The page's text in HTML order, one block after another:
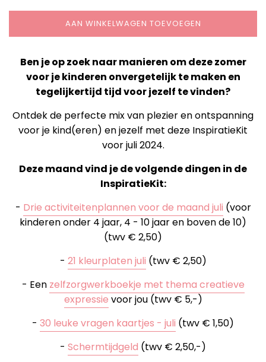
AAN WINKELWAGEN TOEVOEGEN
Ben je op zoek naar manieren om deze zomer
voor je kinderen onvergetelijk te maken en
tegelijkertijd tijd voor jezelf te vinden?
Ontdek de perfecte mix van plezier en ontspanning
voor je kind(eren) en jezelf met deze InspiratieKit
voor juli 2024.
Deze maand vind je de volgende dingen in de
InspiratieKit:
- Drie activiteitenplannen voor de maand juli (voor
kinderen onder 4 jaar, 4 - 10 jaar en boven de 10)
(twv € 2,50)
- 21 kleurplaten juli (twv € 2,50)
- Een zelfzorgwerkboekje met thema creatieve
expressie voor jou (twv € 5,-)
- 30 leuke vragen kaartjes - juli (twv € 1,50)
- Schermtijdgeld (twv € 2,50,-)